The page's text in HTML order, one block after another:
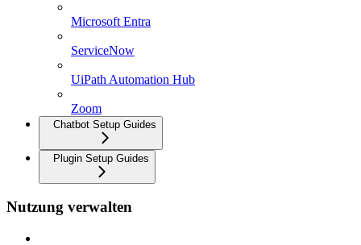
Microsoft Entra
ServiceNow
UiPath Automation Hub
Zoom
Chatbot Setup Guides
Plugin Setup Guides
Nutzung verwalten